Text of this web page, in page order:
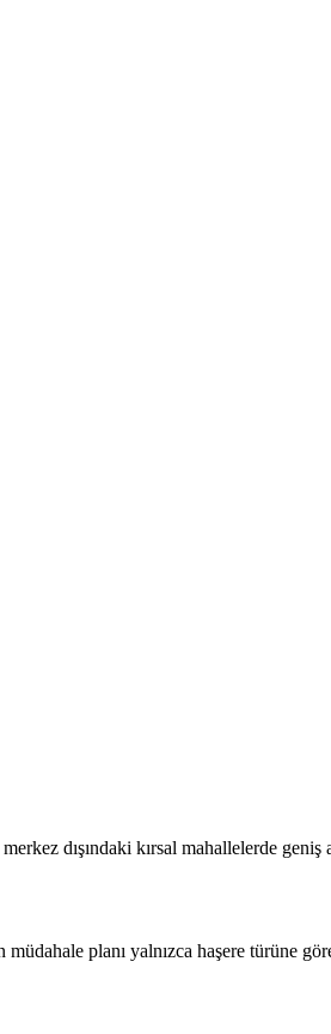
dışındaki kırsal mahallelerde geniş
müdahale planı yalnızca haşere türüne